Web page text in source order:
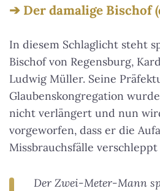
Der damalige Bischof
In diesem Schlaglicht steht
Bischof von Regensburg,
Ludwig Müller. Seine
Glaubenskongregation
nicht verlängert und nun
vorgeworfen, dass er die
Missbrauchsfälle verschleppt
Der Zwei-Meter-Mann